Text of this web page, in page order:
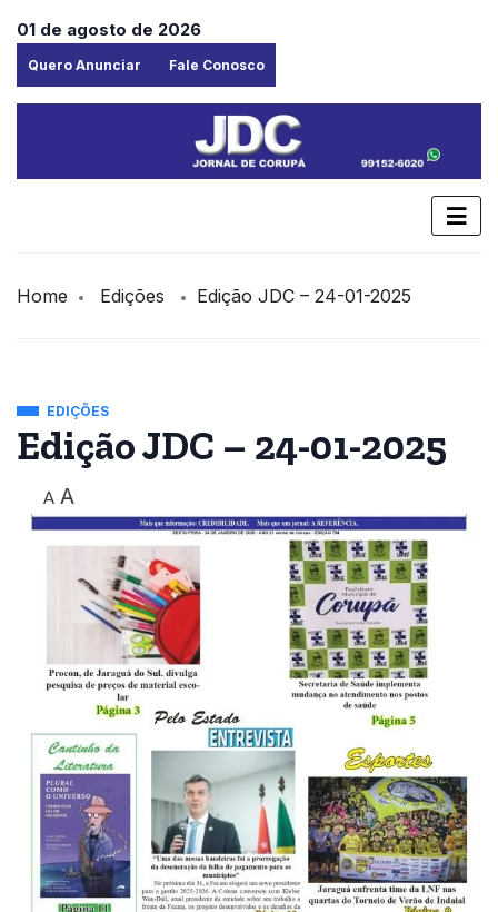
01 de agosto de 2026
Quero Anunciar Fale Conosco
Home Edições Edição JDC – 24-01-2025
EDIÇÕES
Edição JDC – 24-01-2025
A A